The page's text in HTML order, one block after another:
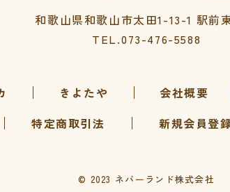
和歌山県和歌山市太田1-13-1 駅前
TEL.073-476-5588
きよたや 会社概要
特定商取引法 新規会員登
© 2023 ネバーランド株式会社